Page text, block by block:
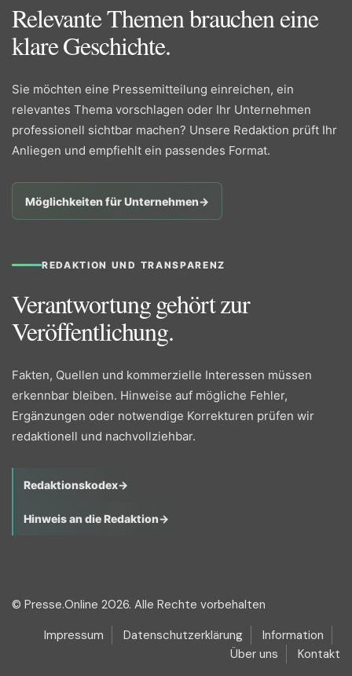
Relevante Themen brauchen eine
klare Geschichte.
Sie möchten eine Pressemitteilung einreichen, ein
relevantes Thema vorschlagen oder Ihr Unternehmen
professionell sichtbar machen? Unsere Redaktion prüft Ihr
Anliegen und empfiehlt ein passendes Format.
Möglichkeiten für Unternehmen→
REDAKTION UND TRANSPARENZ
Verantwortung gehört zur
Veröffentlichung.
Fakten, Quellen und kommerzielle Interessen müssen
erkennbar bleiben. Hinweise auf mögliche Fehler,
Ergänzungen oder notwendige Korrekturen prüfen wir
redaktionell und nachvollziehbar.
Redaktionskodex→
Hinweis an die Redaktion→
© Presse.Online 2026. Alle Rechte vorbehalten
Impressum
Datenschutzerklärung
Information
Über uns
Kontakt